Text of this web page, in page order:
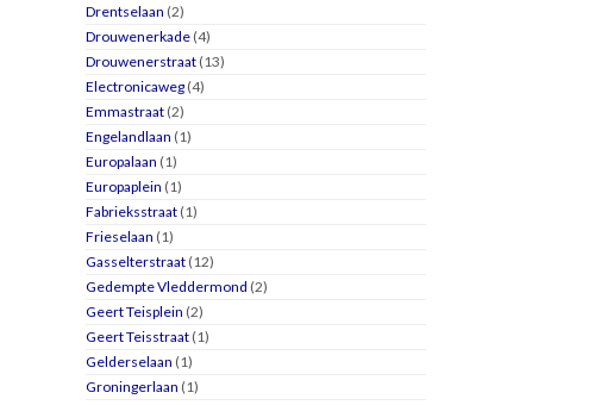
Drentselaan (2)
Drouwenerkade (4)
Drouwenerstraat (13)
Electronicaweg (4)
Emmastraat (2)
Engelandlaan (1)
Europalaan (1)
Europaplein (1)
Fabrieksstraat (1)
Frieselaan (1)
Gasselterstraat (12)
Gedempte Vleddermond (2)
Geert Teisplein (2)
Geert Teisstraat (1)
Gelderselaan (1)
Groningerlaan (1)